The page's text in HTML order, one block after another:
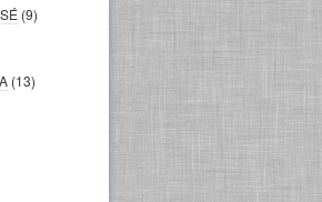
(9)
(13)